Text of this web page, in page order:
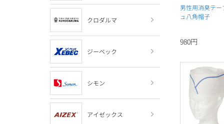
クロダルマ
ジーベック
シモン
アイゼックス
男性用消臭テ
ュ八角帽子
980円